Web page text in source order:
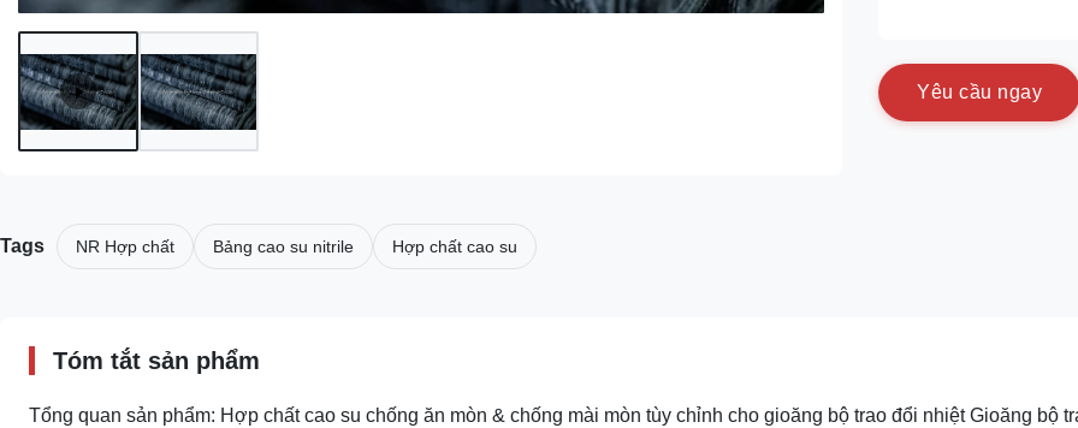
Yêu cầu ngay
Tags NR Hợp chất Bảng cao su nitrile Hợp chất cao su
Tóm tắt sản phẩm
Tổng quan sản phẩm: Hợp chất cao su chống ăn mòn & chống mài mòn tùy chỉnh cho gioăng bộ trao đổi nhiệt Gioăng bộ